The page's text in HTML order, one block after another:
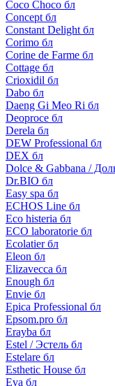
Coco Choco бл
Concept бл
Constant Delight бл
Corimo бл
Corine de Farme бл
Cottage бл
Crioxidil бл
Dabo бл
Daeng Gi Meo Ri бл
Deoproce бл
Derela бл
DEW Professional бл
DEX бл
Dolce & Gabbana /
Dr.BIO бл
Easy spa бл
ECHOS Line бл
Eco histeria бл
ECO laboratorie бл
Ecolatier бл
Eleon бл
Elizavecca бл
Enough бл
Envie бл
Epica Professional бл
Epsom.pro бл
Erayba бл
Estel / Эстель бл
Estelare бл
Esthetic House бл
Eva бл